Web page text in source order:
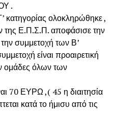
.
ολοκληρώθηκε ,
Ε.Π.Σ.Π. αποφάσισε την
συμμετοχή των Β’
είναι προαιρετική
ομάδες όλων των
70 ΕΥΡΩ ,( 45 η διαιτησία
κατά το ήμισυ από τις